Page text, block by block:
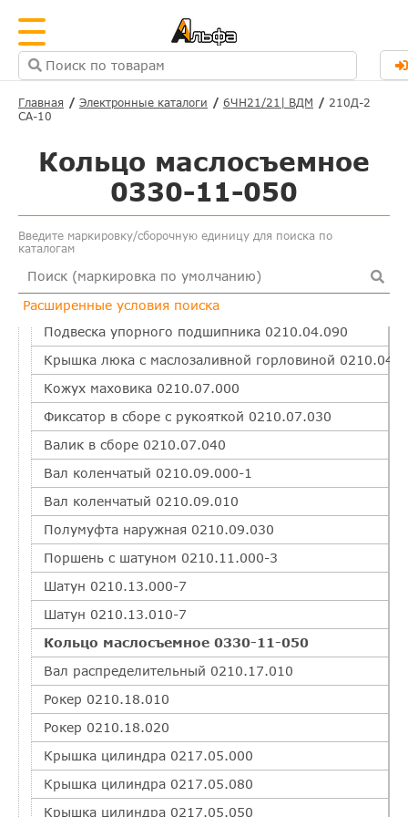
Главная Электронные каталоги 6ЧН21/21| ВДМ
210Д-2
СА-10
Кольцо маслосъемное
0330-11-050
Введите маркировку/сборочную единицу для поиска по
каталогам
Расширенные условия поиска
Привод агрегатов
Вентилятор
Установка турбокомпрессора
Шестерня паразитная в сборе с осью привода
Крышка люка с предохранительным клапаном
Штанга 0110.18.030-1
Стакан в сборе 0210.00.050-1-03
Рессора 0211.19.020
Крышка 0210.02.020-3
Блок-картер 0210.04.000-2
Подвеска упорного подшипника 0210.04.090
Крышка люка с маслозаливной горловиной
Кожух маховика 0210.07.000
Фиксатор в сборе с рукояткой 0210.07.030
Валик в сборе 0210.07.040
Вал коленчатый 0210.09.000-1
Вал коленчатый 0210.09.010
Полумуфта наружная 0210.09.030
Поршень с шатуном 0210.11.000-3
Шатун 0210.13.000-7
Шатун 0210.13.010-7
Кольцо маслосъемное 0330-11-050
Вал распределительный 0210.17.010
Рокер 0210.18.010
Рокер 0210.18.020
Крышка цилиндра 0217.05.000
Крышка цилиндра 0217.05.080
Крышка цилиндра 0217.05.050